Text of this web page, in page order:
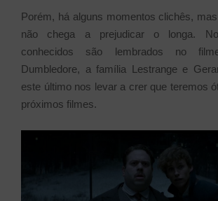
Porém, há alguns momentos clichês,
não chega a prejudicar o longa.
conhecidos são lembrados no
Dumbledore, a família Lestrange e
este último nos levar a crer que teremos
próximos filmes.